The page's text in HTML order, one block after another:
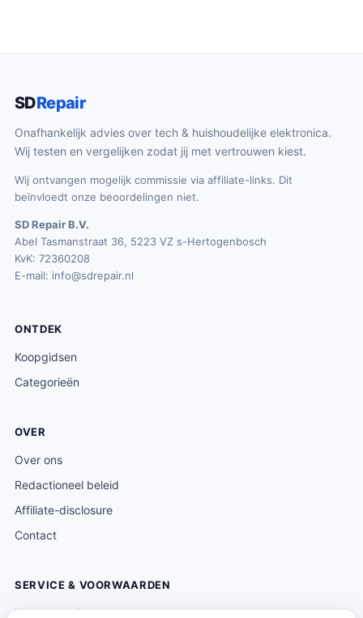
SDRepair
Onafhankelijk advies over tech & huishoudelijke elektronica.
Wij testen en vergelijken zodat jij met vertrouwen kiest.
Wij ontvangen mogelijk commissie via affiliate-links. Dit
beïnvloedt onze beoordelingen niet.
SD Repair B.V.
Abel Tasmanstraat 36, 5223 VZ s-Hertogenbosch
KvK: 72360208
E-mail: info@sdrepair.nl
ONTDEK
Koopgidsen
Categorieën
OVER
Over ons
Redactioneel beleid
Affiliate-disclosure
Contact
SERVICE & VOORWAARDEN
Klantenservice